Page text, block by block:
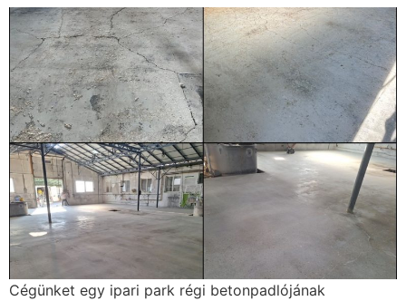
Cégünket egy ipari park régi betonpadlójának